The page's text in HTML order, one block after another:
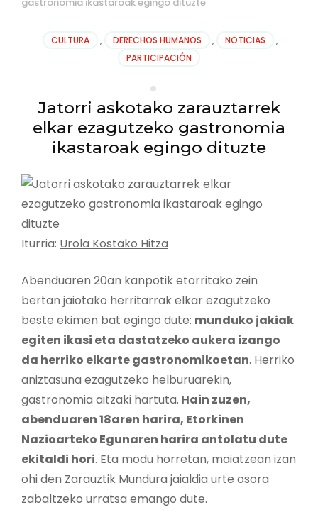
CULTURA , DERECHOS HUMANOS , NOTICIAS
,
PARTICIPACIÓN
Jatorri askotako zarauztarrek
elkar ezagutzeko gastronomia
ikastaroak egingo dituzte
Iturria: Urola Kostako Hitza
Abenduaren 20an kanpotik etorritako zein
bertan jaiotako herritarrak elkar ezagutzeko
beste ekimen bat egingo dute: munduko jakiak
egiten ikasi eta dastatzeko aukera izango
da herriko elkarte gastronomikoetan. Herriko
aniztasuna ezagutzeko helburuarekin,
gastronomia aitzaki hartuta. Hain zuzen,
abenduaren 18aren harira, Etorkinen
Nazioarteko Egunaren harira antolatu dute
ekitaldi hori. Eta modu horretan, maiatzean izan
ohi den Zarauztik Mundura jaialdia urte osora
zabaltzeko urratsa emango dute.